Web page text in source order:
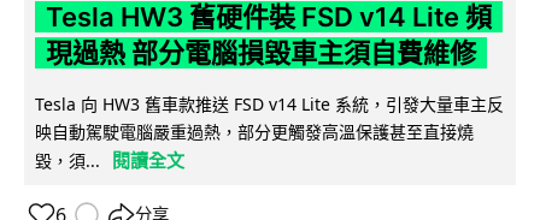
Tesla HW3 舊硬件裝 FSD v14 Lite 頻
現過熱 部分電腦損毀車主須自費維修
Tesla 向 HW3 舊車款推送 FSD v14 Lite 系統，引發大量車主反
映自動駕駛電腦嚴重過熱，部分更觸發高溫保護甚至直接燒
毀，須...
閱讀全文
分享